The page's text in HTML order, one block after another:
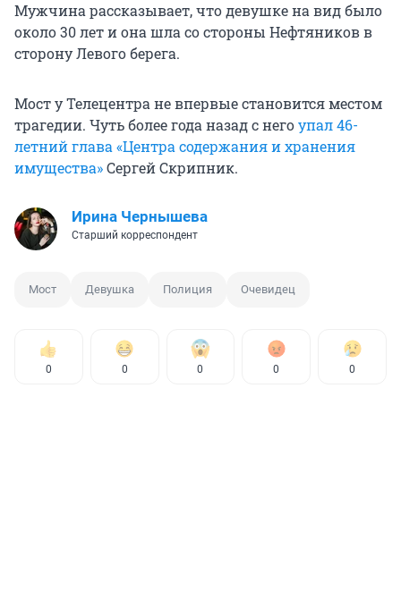
Мужчина рассказывает, что девушке на вид было
около 30 лет и она шла со стороны Нефтяников в
сторону Левого берега.
Мост у Телецентра не впервые становится местом
трагедии. Чуть более года назад с негоупал 46-
летний глава «Центра содержания и хранения
имущества»Сергей Скрипник.
Ирина Чернышева
Старший корреспондент
Мост Девушка Полиция Очевидец
0 0 0 0 0